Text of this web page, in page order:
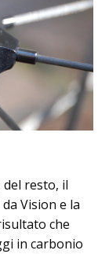
resto, il
Vision e la
che
in carbonio